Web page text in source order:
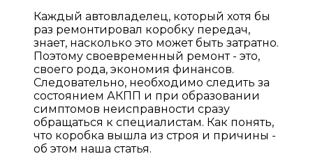
Каждый автовладелец, который хотя бы
раз ремонтировал коробку передач,
знает, насколько это может быть затратно.
Поэтому своевременный ремонт - это,
своего рода, экономия финансов.
Следовательно, необходимо следить за
состоянием АКПП и при образовании
симптомов неисправности сразу
обращаться к специалистам. Как понять,
что коробка вышла из строя и причины -
об этом наша статья.